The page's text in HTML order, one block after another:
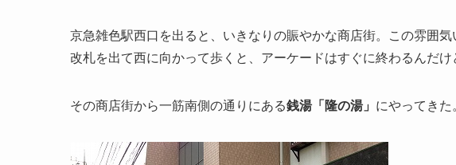
京急雑色駅西口を出ると、いきなりの賑やかな商店街。この雰囲気
改札を出て西に向かって歩くと、アーケードはすぐに終わるんだけ
その商店街から一筋南側の通りにある銭湯「隆の湯」 にやってきた